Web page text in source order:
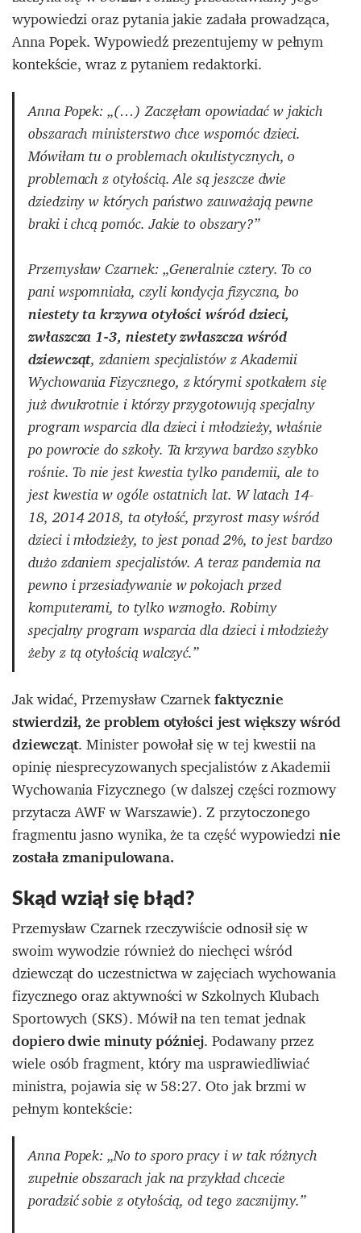
wypowiedzi oraz pytania jakie zadała prowadząca,
Anna Popek. Wypowiedź prezentujemy w pełnym
kontekście, wraz z pytaniem redaktorki.
Anna Popek: „(…) Zaczęłam opowiadać w jakich
obszarach ministerstwo chce wspomóc dzieci.
Mówiłam tu o problemach okulistycznych, o
problemach z otyłością. Ale są jeszcze dwie
dziedziny w których państwo zauważają pewne
braki i chcą pomóc. Jakie to obszary?”
Przemysław Czarnek: „Generalnie cztery. To co
pani wspomniała, czyli kondycja fizyczna, bo
niestety ta krzywa otyłości wśród dzieci,
zwłaszcza 1-3, niestety zwłaszcza wśród
dziewcząt, zdaniem specjalistów z Akademii
Wychowania Fizycznego, z którymi spotkałem się
już dwukrotnie i którzy przygotowują specjalny
program wsparcia dla dzieci i młodzieży, właśnie
po powrocie do szkoły. Ta krzywa bardzo szybko
rośnie. To nie jest kwestia tylko pandemii, ale to
jest kwestia w ogóle ostatnich lat. W latach 14-
18, 2014 2018, ta otyłość, przyrost masy wśród
dzieci i młodzieży, to jest ponad 2%, to jest bardzo
dużo zdaniem specjalistów. A teraz pandemia na
pewno i przesiadywanie w pokojach przed
komputerami, to tylko wzmogło. Robimy
specjalny program wsparcia dla dzieci i młodzieży
żeby z tą otyłością walczyć.”
Jak widać, Przemysław Czarnekfaktycznie
stwierdził, że problem otyłości jest większy wśród
dziewcząt. Minister powołał się w tej kwestii na
opinię niesprecyzowanych specjalistów z Akademii
Wychowania Fizycznego (w dalszej części rozmowy
przytacza AWF w Warszawie). Z przytoczonego
fragmentu jasno wynika, że ta część wypowiedzinie
została zmanipulowana.
Skąd wziął się błąd?
Przemysław Czarnek rzeczywiście odnosił się w
swoim wywodzie również do niechęci wśród
dziewcząt do uczestnictwa w zajęciach wychowania
fizycznego oraz aktywności w Szkolnych Klubach
Sportowych (SKS). Mówił na ten temat jednak
dopiero dwie minuty później. Podawany przez
wiele osób fragment, który ma usprawiedliwiać
ministra, pojawia się w 58:27. Oto jak brzmi w
pełnym kontekście:
Anna Popek: „No to sporo pracy i w tak różnych
zupełnie obszarach jak na przykład chcecie
poradzić sobie z otyłością, od tego zacznijmy.”